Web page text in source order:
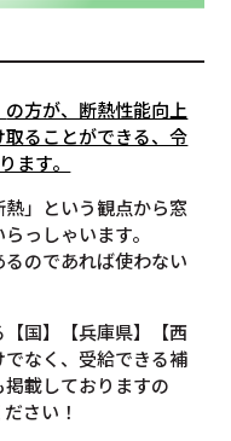
の方が、断熱性能向上
ることができる、令
ます。
」という観点から窓
っしゃいます。
のであれば使わない
国】【兵庫県】【西
なく、受給できる補
載しておりますの
さい！